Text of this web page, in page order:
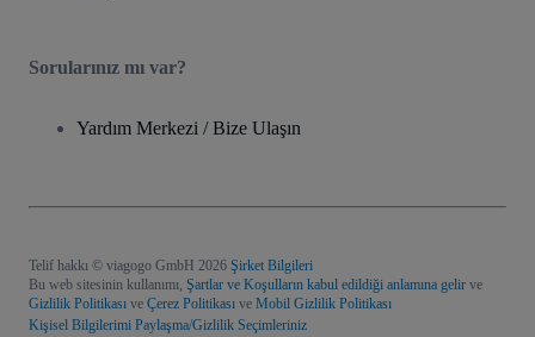
Sorularınız mı var?
Yardım Merkezi / Bize Ulaşın
Telif hakkı © viagogo GmbH 2026 Şirket Bilgileri
Bu web sitesinin kullanımı, Şartlar ve Koşulların kabul edildiği anlamına gelir ve
Gizlilik Politikası ve Çerez Politikası ve Mobil Gizlilik Politikası
Kişisel Bilgilerimi Paylaşma/Gizlilik Seçimleriniz